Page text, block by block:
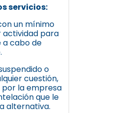
servicios:
un mínimo
actividad para
a cabo de
o
cuestión,
por la empresa
que le
alternativa.